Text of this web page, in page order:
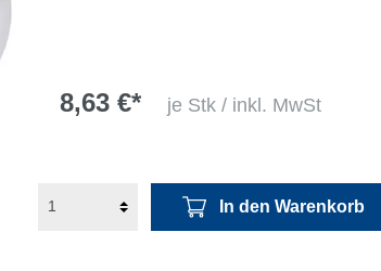
8,63 €* je Stk / inkl. MwSt
In den Warenkorb